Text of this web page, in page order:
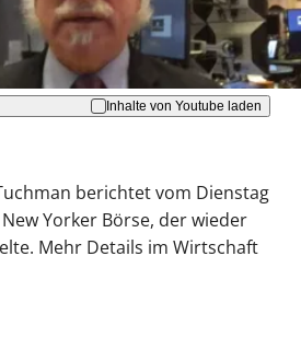
Akzeptieren
Inhalte von Youtube laden
berichtet vom Dienstag
Yorker Börse, der wieder
Mehr Details im Wirtschaft